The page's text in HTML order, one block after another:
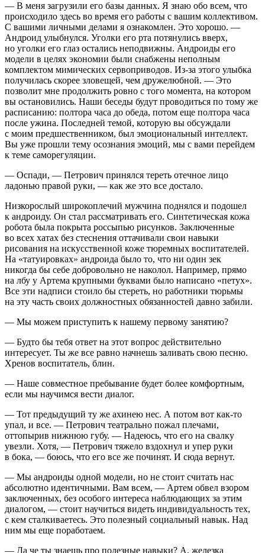
— В меня загрузили его базы данных. Я знаю обо всем, что
происходило здесь во время его работы с вашим коллективом.
С вашими личными делами я ознакомлен. Это хорошо. —
Андроид улыбнулся. Уголки его рта потянулись вверх,
но уголки его глаз остались неподвижны. Андроиды его
модели в целях экономии были снабжены неполным
комплектом мимических сервоприводов. Из-за этого улыбка
получилась скорее зловещей, чем дружелюбной. — Это
позволит мне продолжить ровно с того момента, на котором
вы остановились. Наши беседы будут проводиться по тому же
расписанию: полтора часа до обеда, потом еще полтора часа
после ужина. Последней темой, которую вы обсуждали
с моим предшественником, был эмоциональный интеллект.
Вы уже прошли тему осознания эмоций, мы с вами перейдем
к теме саморегуляции.
— Оспади, — Петрович принялся тереть отечное лицо
ладонью правой руки, — как же это все достало.
Низкорослый широкоплечий мужчина поднялся и подошел
к андроиду. Он стал рассматривать его. Синтетическая кожа
робота была покрыта россыпью рисунков. Заключенные
во всех хатах без стеснения оттачивали свои навыки
рисования на искусственной коже тюремных воспитателей.
На «татуировках» андроида было то, что ни один зек
никогда бы себе добровольно не наколол. Например, прямо
на лбу у Артема крупными буквами было написано «петух».
Все эти надписи стоило бы стереть, но работники тюрьмы
на эту часть своих должностных обязанностей давно забили.
— Мы можем приступить к нашему первому занятию?
— Будто бы тебя ответ на этот вопрос действительно
интересует. Ты же все равно начнешь заливать свою песню.
Хренов воспитатель, блин.
— Наше совместное пребывание будет более комфортным,
если мы научимся вести диалог.
— Тот предыдущий ту же ахинею нес. А потом вот как-то
упал, и все. — Петрович театрально пожал плечами,
оттопырив нижнюю губу. — Надеюсь, что его на свалку
увезли. Хотя, — Петрович тяжело вздохнул и упер руки
в бока, — боюсь, что его все же починят. И сюда вернут.
— Мы андроиды одной модели, но не стоит считать нас
абсолютно идентичными. Вам всем, — Артем обвел взором
заключенных, без особого интереса наблюдающих за этим
диалогом, — стоит научиться видеть индивидуальность тех,
с кем сталкиваетесь. Это полезный социальный навык. Над
ним мы еще поработаем.
— Да че ты знаешь про полезные навыки? А, железка